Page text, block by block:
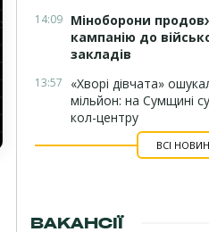
14:09 Міноборони
кампанію до
закладів
13:57
«Хворі дівчата»
мільйон: на Сумщині
кол-центру
ВСІ
ВАКАНСІЇ